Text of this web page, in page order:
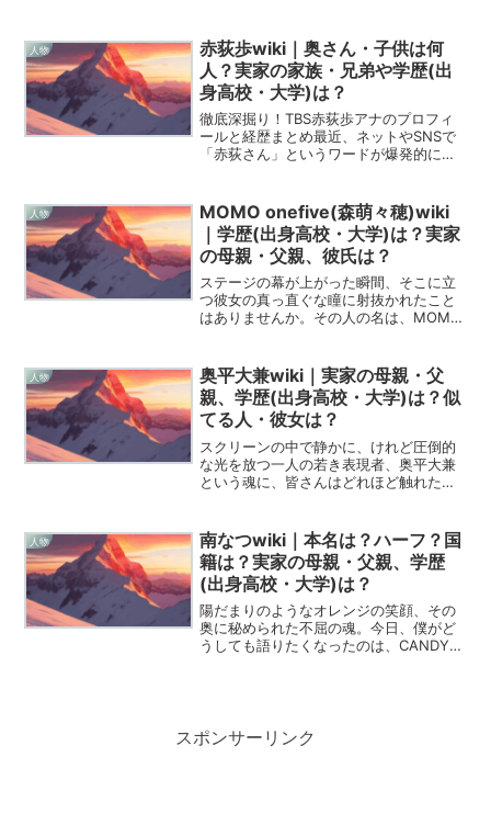
するという衝撃的なニュースが飛び込ん
できたのです。彼女が...
人物
赤荻歩wiki｜奥さん・子供は何
人？実家の家族・兄弟や学歴(出
身高校・大学)は？
徹底深掘り！TBS赤荻歩アナのプロフィ
ールと経歴まとめ最近、ネットやSNSで
「赤荻さん」というワードが爆発的に注
ナウンサーのこと！朝の顔として活躍し
つつ、バラエティ...
人物
MOMO onefive(森萌々穂)wiki
｜学歴(出身高校・大学)は？実家
の母親・父親、彼氏は？
ステージの幕が上がった瞬間、そこに立
つ彼女の真っ直ぐな瞳に射抜かれたこと
はありませんか。その人の名は、MOMO
来を、Wikipediaに負けないくらい深く、
そして愛を込め...
人物
奥平大兼wiki｜実家の母親・父
親、学歴(出身高校・大学)は？似
てる人・彼女は？
スクリーンの中で静かに、けれど圧倒的
な光を放つ一人の若き表現者、奥平大兼
という魂に、皆さんはどれほど触れたこ
力派という枠を超え、私たちの心に深く
根ざす唯一無二の俳優...
人物
南なつwiki｜本名は？ハーフ？国
籍は？実家の母親・父親、学歴
(出身高校・大学)は？
陽だまりのようなオレンジの笑顔、その
奥に秘められた不屈の魂。今日、僕がど
うしても語りたくなったのは、CANDY
スポンサーリンク